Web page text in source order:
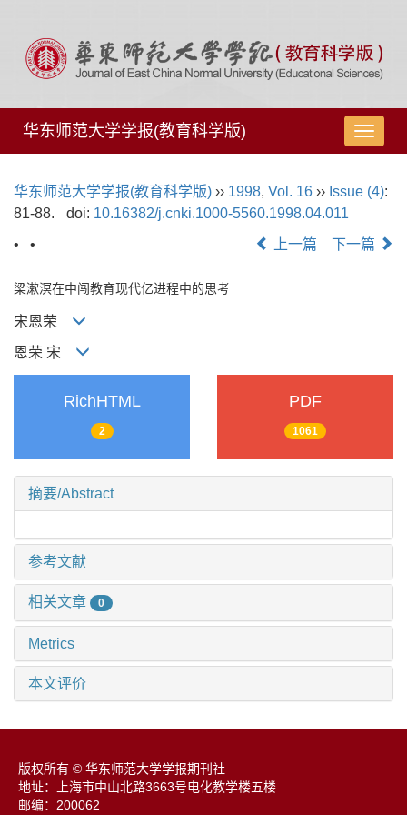
导
航
换
华东师范大学学报(教育科学版)
华东师范大学学报(教育科学版) ›› 1998, Vol. 16 ›› Issue (4):
81-88.
doi: 10.16382/j.cnki.1000-5560.1998.04.011
• •
上一篇 下一篇
梁漱溟在中闯教育现代亿进程中的思考
宋恩荣
恩荣 宋
RichHTML
2
PDF
1061
摘要/Abstract
参考文献
相关文章 0
Metrics
本文评价
版权所有 © 华东师范大学学报期刊社
地址：上海市中山北路3663号电化教学楼五楼
邮编：200062